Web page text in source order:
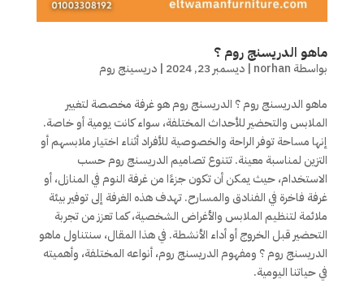
ماهو الدريسنج روم ؟
بواسطة norhan
| ديسمبر 23, 2024 | دريسينج روم
ماهو الدريسنج روم ؟ الدريسنج روم هو غرفة مخصصة لتغيير
الملابس والتحضير للأحداث المختلفة، سواء كانت يومية أو خاصة.
إنها مساحة توفر الراحة والخصوصية للأفراد أثناء اختيار ملابسهم أو
التزين لمناسبة معينة. تتنوع تصاميم الدريسنج روم حسب
الاستخدام، حيث يمكن أن تكون جزءًا من غرفة النوم في المنازل، أو
غرفة فاخرة في الفنادق والمسارح. تهدف هذه الغرفة إلى توفير بيئة
ملائمة لتنظيم الملابس والأغراض الشخصية، كما تعزز من تجربة
التحضير قبل الخروج أو أداء الأنشطة. في هذا المقال، سنتناول ماهو
الدريسنج روم ؟ ومفهوم الدريسنج روم، أنواعه المختلفة، وأهميته
في حياتنا اليومية.